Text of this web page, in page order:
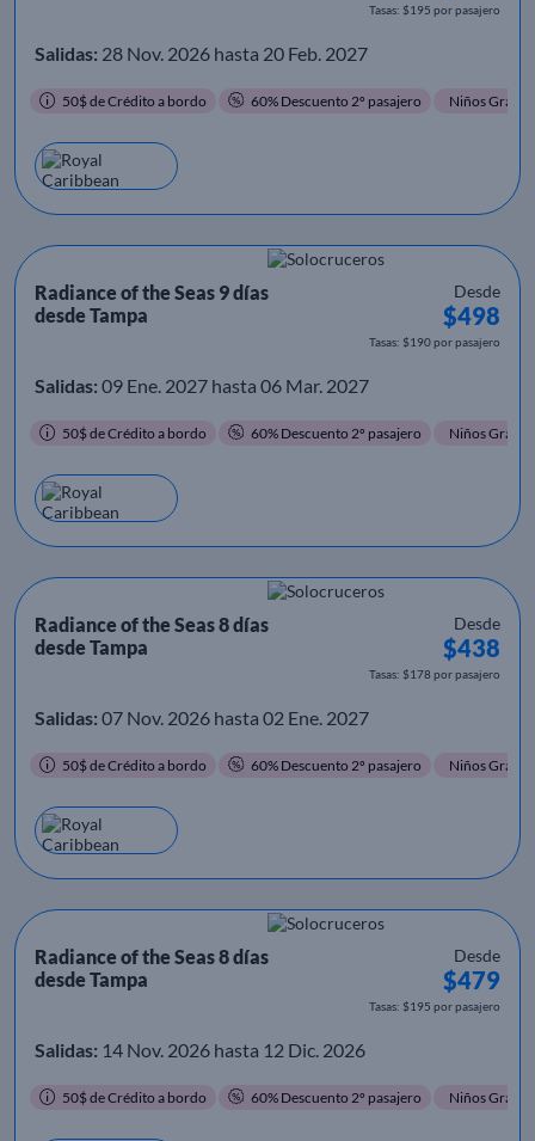
Tasas: $195 por pasajero
Salidas: 28 Nov. 2026 hasta 20 Feb. 2027
50$ de Crédito a bordo 60% Descuento 2º pasajero Niños Gratis
Radiance of the Seas 9 días
desde Tampa
Desde
$498
Tasas: $190 por pasajero
Salidas: 09 Ene. 2027 hasta 06 Mar. 2027
50$ de Crédito a bordo 60% Descuento 2º pasajero Niños Gratis
Radiance of the Seas 8 días
desde Tampa
Desde
$438
Tasas: $178 por pasajero
Salidas: 07 Nov. 2026 hasta 02 Ene. 2027
50$ de Crédito a bordo 60% Descuento 2º pasajero Niños Gratis
Radiance of the Seas 8 días
desde Tampa
Desde
$479
Tasas: $195 por pasajero
Salidas: 14 Nov. 2026 hasta 12 Dic. 2026
50$ de Crédito a bordo 60% Descuento 2º pasajero Niños Gratis